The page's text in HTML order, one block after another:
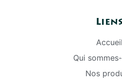
Liens
Accueil
Qui
Nos